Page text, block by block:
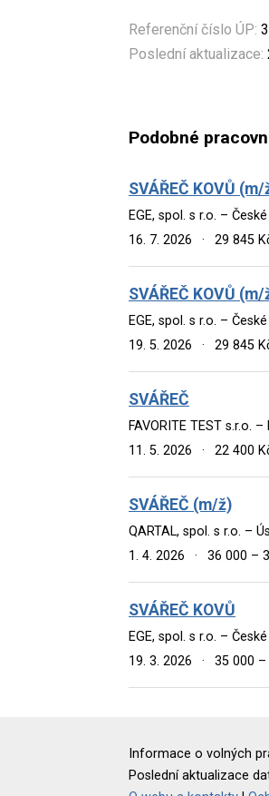
Referenční číslo ÚP:
Poslední aktualizace:
Podobné
SVÁŘEČ KOVŮ (m/
EGE, spol. s r.o. –
16. 7. 2026
· 29 845
SVÁŘEČ KOVŮ (m/
EGE, spol. s r.o. –
19. 5. 2026
· 29 845
SVÁŘEČ
FAVORITE TEST s.r.o.
11. 5. 2026
· 22 400
SVÁŘEČ (m/ž)
QARTAL, spol. s r.o. –
1. 4. 2026
· 36 000 –
SVÁŘEČ KOVŮ
EGE, spol. s r.o. –
19. 3. 2026
· 35 000 –
Informace o volných
Poslední aktualizace